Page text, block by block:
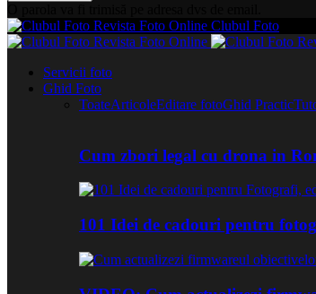
Clubul Foto
Servicii foto
Ghid Foto
ToateArticoleEditare fotoGhid Practic
Cum zbori legal cu drona in
101 Idei de cadouri pentru